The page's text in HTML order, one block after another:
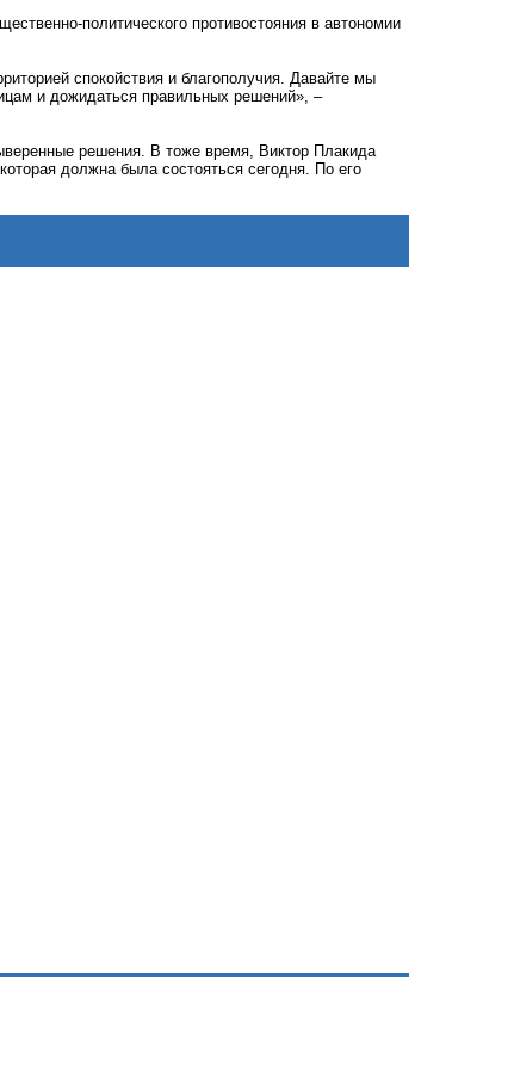
политического противостояния в автономии
спокойствия и благополучия. Давайте мы
и дожидаться правильных решений», –
решения. В тоже время, Виктор Плакида
должна была состояться сегодня. По его